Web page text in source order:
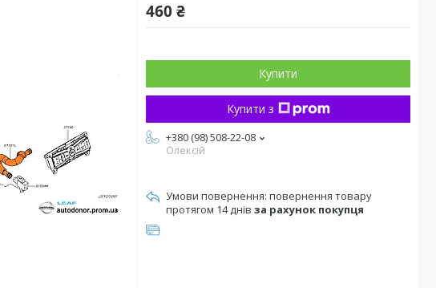
460 ₴
Купити
Купити з
+380 (98) 508-22-08
Олексій
повернення товару
протягом 14 днів за рахунок покупця